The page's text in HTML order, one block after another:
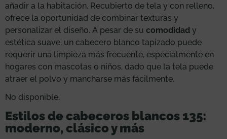
añadir a la habitación. Recubierto de tela y con relleno,
ofrece la oportunidad de combinar texturas y
personalizar el diseño. A pesar de su comodidad y
estética suave, un cabecero blanco tapizado puede
requerir una limpieza más frecuente, especialmente en
hogares con mascotas o niños, dado que la tela puede
atraer el polvo y mancharse más fácilmente.
No disponible.
Estilos de cabeceros blancos 135:
moderno, clásico y más